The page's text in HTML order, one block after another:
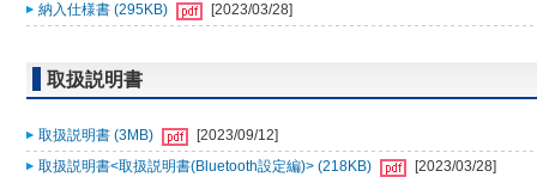
納入仕様書 (295KB) [2023/03/28]
取扱説明書
取扱説明書 (3MB)
[2023/09/12]
取扱説明書<取扱説明書(Bluetooth設定編)> (218KB)
[2023/03/28]